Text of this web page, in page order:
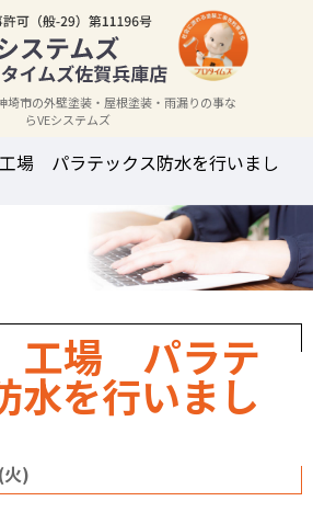
埼市の外壁塗装・屋根塗装・雨漏りの事な
らVEシステムズ
場 パラテックス防水を行いまし
工場 パラテ
水を行いまし
火)